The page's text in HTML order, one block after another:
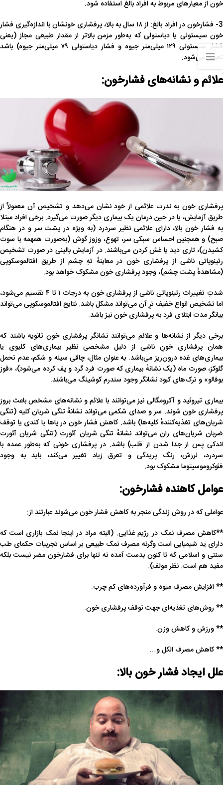
خون از معیارهای مربوط به افراد بالغ استفاده شود.
3- فشارخون در افراد بالغ: از ۱۸ سال به بالا، پرفشاری خونشان با اندازه‌گیری فشار
خون سیستولی یا دیاستولی که به‌طور مزمن بالاتر از مقدار طبیعی مجاز (یعنی
فشار سیستولی ۱۲۹ میلی‌متر جیوه و فشار دیاستولی ۷۹ میلی‌متر جیوه) باشد
تعیین می‌شود.
علائم و نشانه‌های فشارخون:
پرفشاری خون به ندرت علائمی از خود نشان می‌دهد و تشخیص آن معمولاً از
طریق آزمایش، یا در حین درمان یک بیماری دیگر صورت می‌گیرد. برخی افراد مبتلا
به فشار خون بالا، دارای علائمی نظیر سردرد (به ویژه در پشت سر و در هنگام
صبح) و همچنین احساس سبکی سر، تهوع، وزوز گوش (به‌صورت همهمه یا سوت
کشیدن)، تاری دید یا غش کردن می‌باشند. در آزمایش بالینی در صورت تشخیص
رتینوپاتی ناشی از پرفشاری خون در معاینهٔ تهِ چشم از طریق افتالموسکوپی
(مشاهدهٔ پشت چشم)، وجود پرفشاری خون مشکوک خواهد بود.
شدتِ تغییرات رتینوپاتی ناشی از پرفشاری خون به درجات ۱ تا ۴ تقسیم می‌شود،
اما تشخیص انواع خفیف ترِ آن می‌تواند مشکل باشد. نتایج افتالموسکوپی می‌تواند
بیانگر مدت ابتلای فرد به پرفشاری خون نیز باشد.
برخی دیگر از نشانه‌ها و علائم می‌توانند نشانگر پرفشاری خون ثانویه باشند که
همان پرفشاری خونِ ناشی از دلیل مشخصی نظیر بیماری‌های کلیوی یا
بیماری‌های غده درون‌ریز می‌باشد. به عنوان مثال، چاقی سینه و شکم، عدم تحمل
گلوکز، صورت ماه (یک نشانهٔ بیماری که صورت فرد گرد و پف کرده می‌شود)، «قوز
بوفالو» و ترک‌های کبود نشانگر وجود سندرم کوشینگ می‌باشند.
بیماری تیروئید و آکرومگالی نیز می‌توانند با علائم و نشانه‌های مشخص باعث بروز
پرفشاری خون شوند. سر و صدای شکمی می‌تواند نشانهٔ تنگی شریان کلیه (تنگی
شریان‌های تغذیه‌کنندهٔ کلیه‌ها) باشد. کاهش فشار خون در پاها یا کندی یا توقف
ضربان شریان‌های ران می‌تواند نشانهٔ تنگی شریان آئورت (تنگی شریان آئورت
اندکی پس از جدا شدن از قلب) باشد. در پرفشاری خونی که به‌طور عمده با
سردرد، لرزش، رنگ پریدگی و تعرق زیاد تغییر می‌کند، باید به وجود
فئوکروموسیتوما مشکوک بود.
عوامل کاهنده فشارخون:
عواملی که در روش زندگی منجر به کاهش فشار خون می‌شوند عبارتند از:
**کاهش مصرف نمک در رژیم غذایی. (البته مراد در اینجا نمک بازاری است که
دارای ید شیمیایی است وگرنه مصرف نمک طبیعی بر اساس تجربیات حکمای طب
سنتی و اسلامی که تا کنون بدست آمده نه تنها برای فشارخون مضر نیست بلکه
مفید هم است. نظر مولف).
** افزایش مصرف میوه و فرآورده‌های کم چرب.
** روش‌های تغذیه‌ای جهت توقف پرفشاری خون.
** ورزش و کاهش وزن.
** کاهش مصرف الکل و…
علل ایجاد فشار خون بالا: